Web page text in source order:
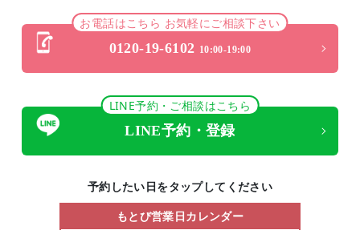
お電話はこちら お気軽にご相談下さい
0120-19-6102 10:00-19:00
LINE予約・ご相談はこちら
LINE予約・登録
予約したい日をタップしてください
もとび営業日カレンダー